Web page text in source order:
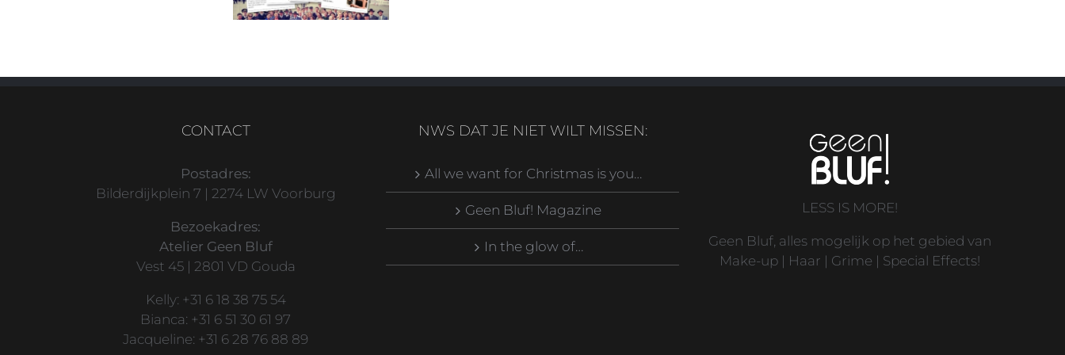
CONTACT
Postadres:
Bilderdijkplein 7 | 2274 LW Voorburg
Bezoekadres:
Atelier Geen Bluf
Vest 45 | 2801 VD Gouda
Kelly: +31 6 18 38 75 54
Bianca: +31 6 51 30 61 97
Jacqueline: +31 6 28 76 88 89
NWS DAT JE NIET WILT MISSEN:
All we want for Christmas is you…
Geen Bluf! Magazine
In the glow of…
LESS IS MORE!
Geen Bluf, alles mogelijk op het gebied van
Make-up | Haar | Grime | Special Effects!